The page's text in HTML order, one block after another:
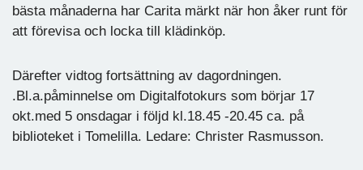
bästa månaderna har Carita märkt när hon åker runt för
att förevisa och locka till klädinköp.
Därefter vidtog fortsättning av dagordningen.
.Bl.a.påminnelse om Digitalfotokurs som börjar 17
okt.med 5 onsdagar i följd kl.18.45 -20.45 ca. på
biblioteket i Tomelilla. Ledare: Christer Rasmusson.